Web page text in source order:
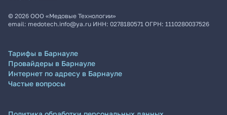
© 2026 ООО «Медовые Технологии»
email: medotech.info@ya.ru ИНН: 0278180571 ОГРН: 1110280037526
Тарифы в Барнауле
Провайдеры в Барнауле
Интернет по адресу в Барнауле
Частые вопросы